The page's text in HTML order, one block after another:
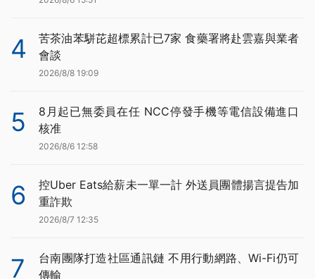
4
苦茶油苯駢芘超標累計已7家 食藥署將赴雲嘉與業者
會談
2026/8/8 19:09
5
8月起已無委員在任 NCC停發手機等電信設備進口
核准
2026/8/6 12:58
6
控Uber Eats給薪未一單一計 外送員團體揚言提告加
重詐欺
2026/8/7 12:35
7
台南團隊打造社區通訊鏈 不用行動網路、Wi-Fi仍可
傳輸